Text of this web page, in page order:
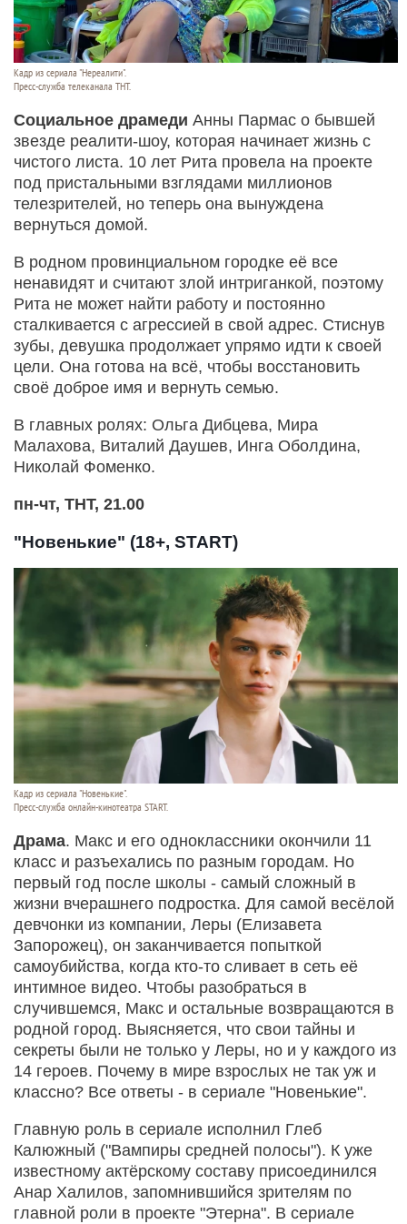
Кадр из сериала "Нереалити".
Пресс-служба телеканала ТНТ.
Социальное драмеди Анны Пармас о бывшей
звезде реалити-шоу, которая начинает жизнь с
чистого листа. 10 лет Рита провела на проекте
под пристальными взглядами миллионов
телезрителей, но теперь она вынуждена
вернуться домой.
В родном провинциальном городке её все
ненавидят и считают злой интриганкой, поэтому
Рита не может найти работу и постоянно
сталкивается с агрессией в свой адрес. Стиснув
зубы, девушка продолжает упрямо идти к своей
цели. Она готова на всё, чтобы восстановить
своё доброе имя и вернуть семью.
В главных ролях: Ольга Дибцева, Мира
Малахова, Виталий Даушев, Инга Оболдина,
Николай Фоменко.
пн-чт, ТНТ, 21.00
"Новенькие" (18+, START)
Кадр из сериала "Новенькие".
Пресс-служба онлайн-кинотеатра START.
Драма. Макс и его одноклассники окончили 11
класс и разъехались по разным городам. Но
первый год после школы - самый сложный в
жизни вчерашнего подростка. Для самой весёлой
девчонки из компании, Леры (Елизавета
Запорожец), он заканчивается попыткой
самоубийства, когда кто-то сливает в сеть её
интимное видео. Чтобы разобраться в
случившемся, Макс и остальные возвращаются в
родной город. Выясняется, что свои тайны и
секреты были не только у Леры, но и у каждого из
14 героев. Почему в мире взрослых не так уж и
классно? Все ответы - в сериале "Новенькие".
Главную роль в сериале исполнил Глеб
Калюжный ("Вампиры средней полосы"). К уже
известному актёрскому составу присоединился
Анар Халилов, запомнившийся зрителям по
главной роли в проекте "Этерна". В сериале